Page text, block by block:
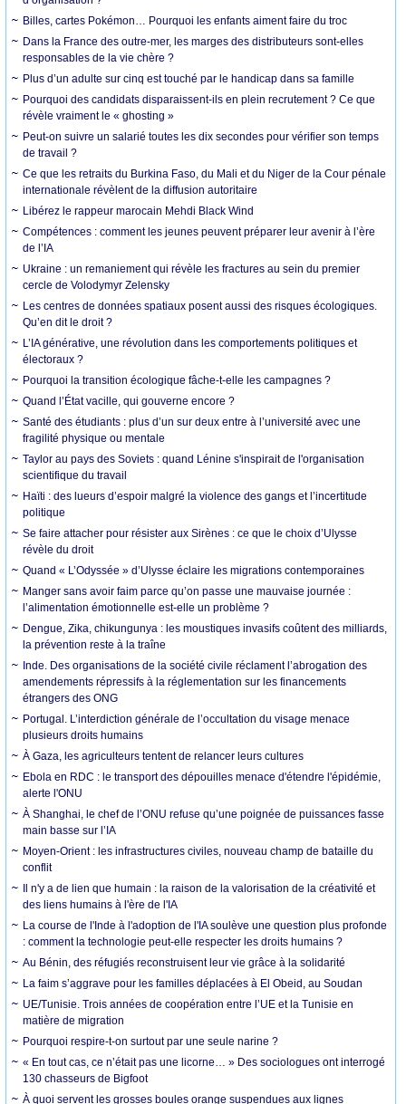
Billes, cartes Pokémon… Pourquoi les enfants aiment faire du troc
Dans la France des outre-mer, les marges des distributeurs sont-elles
responsables de la vie chère ?
Plus d’un adulte sur cinq est touché par le handicap dans sa famille
Pourquoi des candidats disparaissent-ils en plein recrutement ? Ce que
révèle vraiment le « ghosting »
Peut-on suivre un salarié toutes les dix secondes pour vérifier son temps
de travail ?
Ce que les retraits du Burkina Faso, du Mali et du Niger de la Cour pénale
internationale révèlent de la diffusion autoritaire
Libérez le rappeur marocain Mehdi Black Wind
Compétences : comment les jeunes peuvent préparer leur avenir à l’ère
de l’IA
Ukraine : un remaniement qui révèle les fractures au sein du premier
cercle de Volodymyr Zelensky
Les centres de données spatiaux posent aussi des risques écologiques.
Qu’en dit le droit ?
L’IA générative, une révolution dans les comportements politiques et
électoraux ?
Pourquoi la transition écologique fâche-t-elle les campagnes ?
Quand l’État vacille, qui gouverne encore ?
Santé des étudiants : plus d’un sur deux entre à l’université avec une
fragilité physique ou mentale
Taylor au pays des Soviets : quand Lénine s'inspirait de l'organisation
scientifique du travail
Haïti : des lueurs d’espoir malgré la violence des gangs et l’incertitude
politique
Se faire attacher pour résister aux Sirènes : ce que le choix d’Ulysse
révèle du droit
Quand « L’Odyssée » d’Ulysse éclaire les migrations contemporaines
Manger sans avoir faim parce qu’on passe une mauvaise journée :
l’alimentation émotionnelle est-elle un problème ?
Dengue, Zika, chikungunya : les moustiques invasifs coûtent des milliards,
la prévention reste à la traîne
Inde. Des organisations de la société civile réclament l’abrogation des
amendements répressifs à la réglementation sur les financements
étrangers des ONG
Portugal. L’interdiction générale de l’occultation du visage menace
plusieurs droits humains
À Gaza, les agriculteurs tentent de relancer leurs cultures
Ebola en RDC : le transport des dépouilles menace d'étendre l'épidémie,
alerte l'ONU
À Shanghai, le chef de l’ONU refuse qu’une poignée de puissances fasse
main basse sur l’IA
Moyen-Orient : les infrastructures civiles, nouveau champ de bataille du
conflit
Il n'y a de lien que humain : la raison de la valorisation de la créativité et
des liens humains à l'ère de l'IA
La course de l'Inde à l'adoption de l'IA soulève une question plus profonde
: comment la technologie peut-elle respecter les droits humains ?
Au Bénin, des réfugiés reconstruisent leur vie grâce à la solidarité
La faim s’aggrave pour les familles déplacées à El Obeid, au Soudan
UE/Tunisie. Trois années de coopération entre l’UE et la Tunisie en
matière de migration
Pourquoi respire-t-on surtout par une seule narine ?
« En tout cas, ce n’était pas une licorne… » Des sociologues ont interrogé
130 chasseurs de Bigfoot
À quoi servent les grosses boules orange suspendues aux lignes